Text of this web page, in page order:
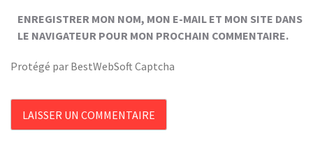
ENREGISTRER MON NOM, MON E-MAIL ET MON SITE DANS
LE NAVIGATEUR POUR MON PROCHAIN COMMENTAIRE.
Protégé par BestWebSoft Captcha